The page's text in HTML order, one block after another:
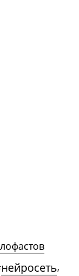
нейросеть,